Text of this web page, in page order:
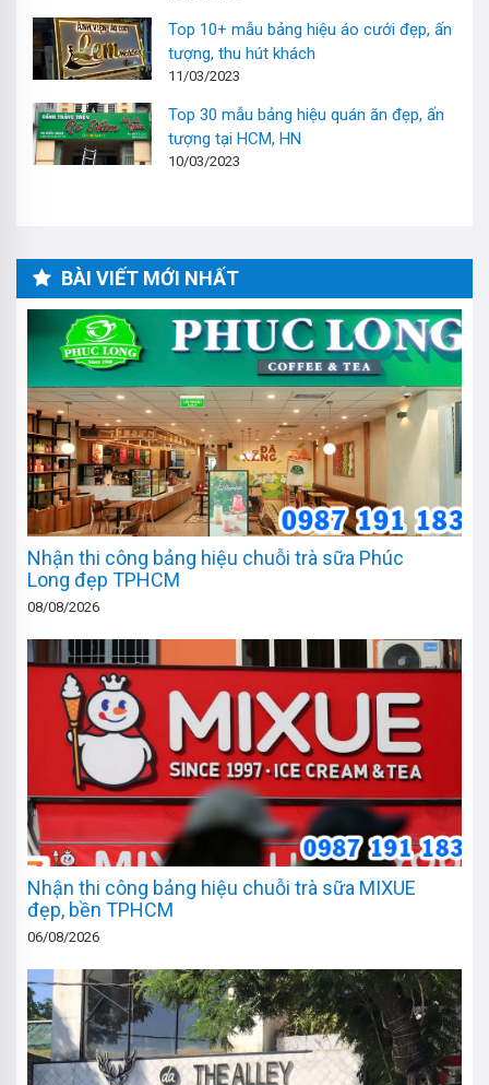
Top 10+ mẫu bảng hiệu áo cưới đẹp, ấn
tượng, thu hút khách
11/03/2023
Top 30 mẫu bảng hiệu quán ăn đẹp, ấn
tượng tại HCM, HN
10/03/2023
BÀI VIẾT MỚI NHẤT
Nhận thi công bảng hiệu chuỗi trà sữa Phúc
Long đẹp TPHCM
08/08/2026
Nhận thi công bảng hiệu chuỗi trà sữa MIXUE
đẹp, bền TPHCM
06/08/2026